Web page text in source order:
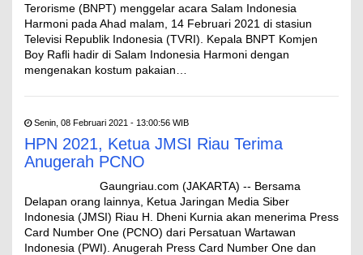
Terorisme (BNPT) menggelar acara Salam Indonesia
Harmoni pada Ahad malam, 14 Februari 2021 di stasiun
Televisi Republik Indonesia (TVRI). Kepala BNPT Komjen
Boy Rafli hadir di Salam Indonesia Harmoni dengan
mengenakan kostum pakaian…
Senin, 08 Februari 2021 - 13:00:56 WIB
HPN 2021, Ketua JMSI Riau Terima
Anugerah PCNO
Gaungriau.com (JAKARTA) -- Bersama
Delapan orang lainnya, Ketua Jaringan Media Siber
Indonesia (JMSI) Riau H. Dheni Kurnia akan menerima Press
Card Number One (PCNO) dari Persatuan Wartawan
Indonesia (PWI). Anugerah Press Card Number One dan